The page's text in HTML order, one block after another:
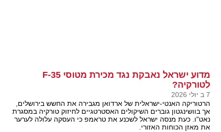
מדוע ישראל נאבקת נגד מכירת מטוסי F-35
לטורקיה?
7 ב יולי 2026
הרטוריקה האנטי-ישראלית של ארדואן מגבירה את החשש בירושלים,
אך בוושינגטון גוברים השיקולים האסטרטגיים לחיזוק טורקיה במסגרת
נאט"ו. כעת מנסה ישראל לשכנע את טראמפ כי העסקה עלולה לערער
את מאזן הכוחות האזורי.